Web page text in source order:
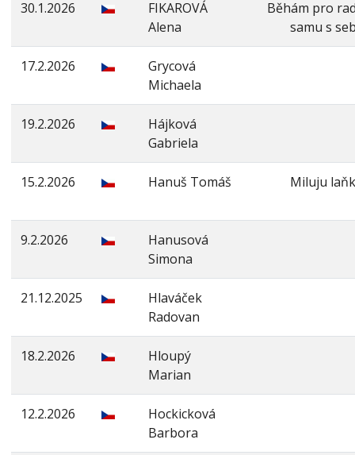
30.1.2026
FIKAROVÁ
Alena
Běhám pro
samu s
17.2.2026
Grycová
Michaela
19.2.2026
Hájková
Gabriela
15.2.2026 Hanuš Tomáš Miluju
9.2.2026
Hanusová
Simona
21.12.2025
Hlaváček
Radovan
18.2.2026
Hloupý
Marian
12.2.2026
Hockicková
Barbora